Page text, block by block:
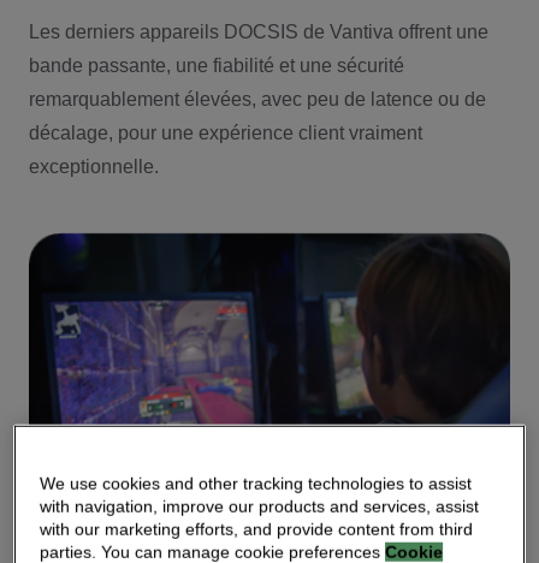
Les derniers appareils DOCSIS de Vantiva offrent une
bande passante, une fiabilité et une sécurité
remarquablement élevées, avec peu de latence ou de
décalage, pour une expérience client vraiment
exceptionnelle.
We use cookies and other tracking technologies to assist
with navigation, improve our products and services, assist
with our marketing efforts, and provide content from third
parties. You can manage cookie preferencesCookie